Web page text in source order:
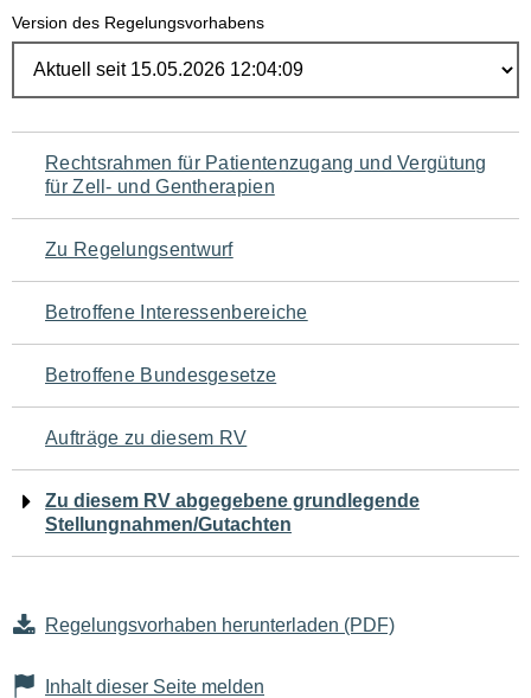
Version des Regelungsvorhabens
Navigation
für
den
Seiteninhalt
Rechtsrahmen für Patientenzugang und Vergütung
für Zell- und Gentherapien
Zu Regelungsentwurf
Betroffene Interessenbereiche
Betroffene Bundesgesetze
Aufträge zu diesem RV
Zu diesem RV abgegebene grundlegende
Stellungnahmen/Gutachten
Regelungsvorhaben herunterladen (PDF)
Inhalt dieser Seite melden